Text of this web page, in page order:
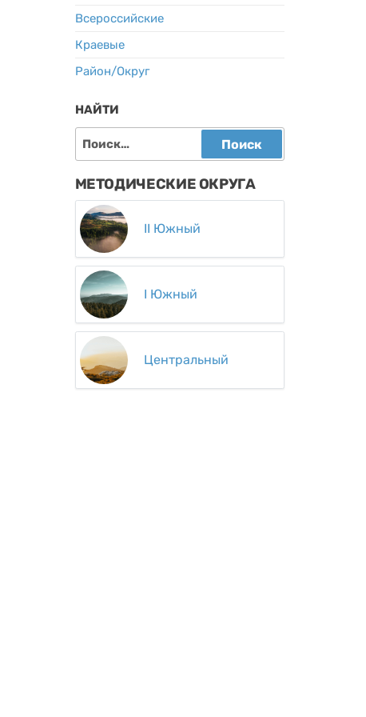
Всероссийские
Краевые
Район/Округ
НАЙТИ
Найти:
МЕТОДИЧЕСКИЕ ОКРУГА
II Южный
I Южный
Центральный